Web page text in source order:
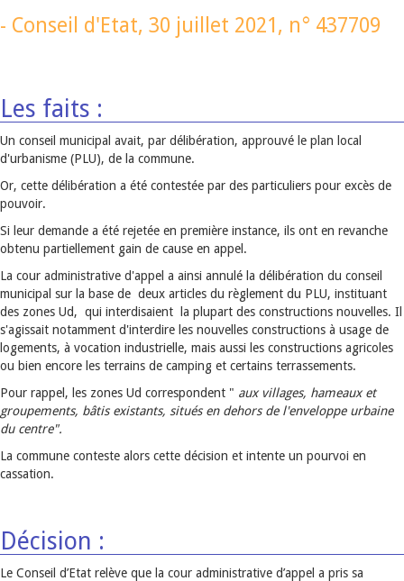
- Conseil d'Etat, 30 juillet 2021, n° 437709
Les faits :
Un conseil municipal avait, par délibération, approuvé le plan local
d'urbanisme (PLU), de la commune.
Or, cette délibération a été contestée par des particuliers pour excès de
pouvoir.
Si leur demande a été rejetée en première instance, ils ont en revanche
obtenu partiellement gain de cause en appel.
La cour administrative d'appel a ainsi annulé la délibération du conseil
municipal sur la base de deux articles du règlement du PLU, instituant
des zones Ud, qui interdisaient la plupart des constructions nouvelles. Il
s'agissait notamment d'interdire les nouvelles constructions à usage de
logements, à vocation industrielle, mais aussi les constructions agricoles
ou bien encore les terrains de camping et certains terrassements.
Pour rappel, les zones Ud correspondent " aux villages, hameaux et
groupements, bâtis existants, situés en dehors de l'enveloppe urbaine
du centre".
La commune conteste alors cette décision et intente un pourvoi en
cassation.
Décision :
Le Conseil d’Etat relève que la cour administrative d’appel a pris sa